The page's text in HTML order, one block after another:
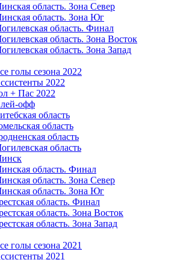
область. Зона Север
область. Зона Юг
область. Финал
область. Зона Восток
область. Зона Запад
голы сезона 2022
2022
+ Пас 2022
офф
область
область
область
область
область. Финал
область. Зона Север
область. Зона Юг
область. Финал
область. Зона Восток
область. Зона Запад
голы сезона 2021
2021